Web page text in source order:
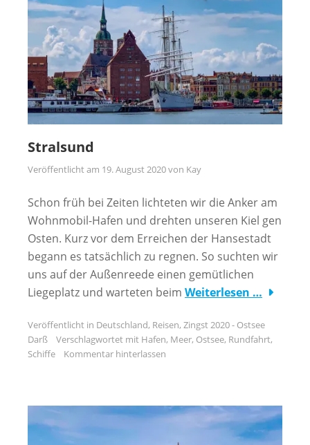
Stralsund
Veröffentlicht am 19. August 2020von Kay
Schon früh bei Zeiten lichteten wir die Anker am
Wohnmobil-Hafen und drehten unseren Kiel gen
Osten. Kurz vor dem Erreichen der Hansestadt
begann es tatsächlich zu regnen. So suchten wir
uns auf der Außenreede einen gemütlichen
Liegeplatz und warteten beim Weiterlesen …
Veröffentlicht in Deutschland, Reisen, Zingst 2020 - Ostsee
Darß
Verschlagwortet mit Hafen, Meer, Ostsee, Rundfahrt,
Schiffe
Kommentar hinterlassen